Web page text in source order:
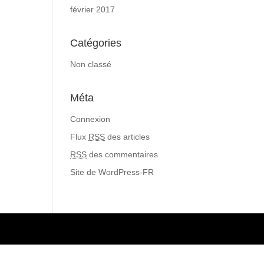
février 2017
Catégories
Non classé
Méta
Connexion
Flux RSS des articles
RSS des commentaires
Site de WordPress-FR